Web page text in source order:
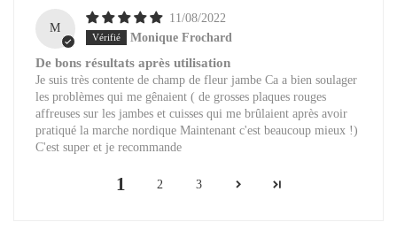
M
11/08/2022
Monique Frochard
De bons résultats après utilisation
Je suis très contente de champ de fleur jambe Ca a bien soulager
les problèmes qui me gênaient ( de grosses plaques rouges
affreuses sur les jambes et cuisses qui me brûlaient après avoir
pratiqué la marche nordique Maintenant c'est beaucoup mieux !)
C'est super et je recommande
1 2 3